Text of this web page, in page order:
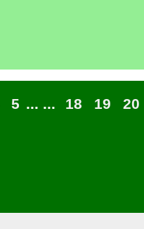
5 ... ... 18 19
20